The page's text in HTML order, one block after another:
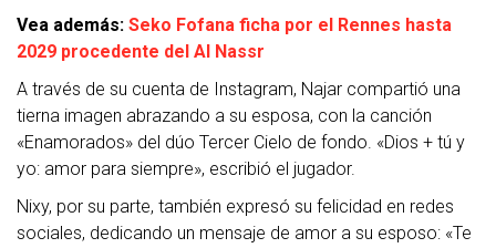
Vea además: Seko Fofana ficha por el Rennes hasta
2029 procedente del Al Nassr
A través de su cuenta de Instagram, Najar compartió una
tierna imagen abrazando a su esposa, con la canción
«Enamorados» del dúo Tercer Cielo de fondo. «Dios + tú y
yo: amor para siempre», escribió el jugador.
Nixy, por su parte, también expresó su felicidad en redes
sociales, dedicando un mensaje de amor a su esposo: «Te